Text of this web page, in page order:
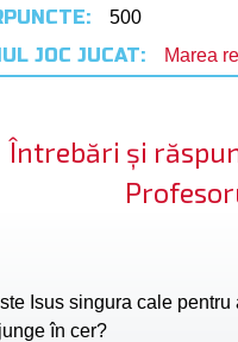
500
JOC JUCAT: Marea
Întrebări și
Isus singura cale pentru
în cer?